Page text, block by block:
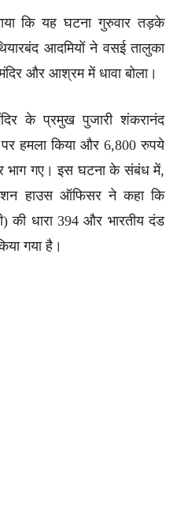
कि यह घटना गुरुवार तड़के
आदमियों ने वसई तालुका
और आश्रम में धावा बोला।
के प्रमुख पुजारी शंकरानंद
हमला किया और 6,800 रुपये
भाग गए। इस घटना के संबंध में,
हाउस ऑफिसर ने कहा कि
की धारा 394 और भारतीय दंड
गया है।